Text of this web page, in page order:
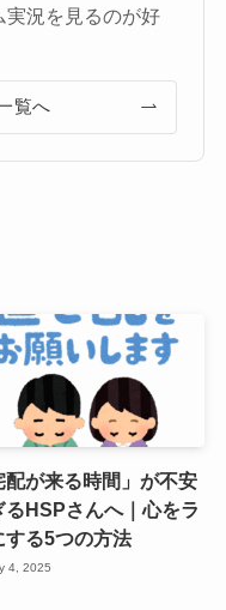
実況を見るのが好
覧へ
配が来る時間」が不安
るHSPさんへ｜心をラ
する5つの方法
4, 2025